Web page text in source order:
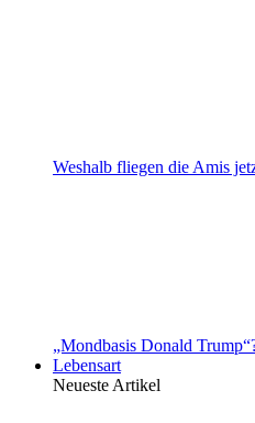
Weshalb fliegen die Amis
„Mondbasis Donald
Lebensart
Neueste Artikel